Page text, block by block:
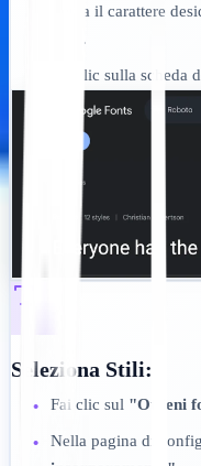
Cerca il carattere
).
Fai clic sulla scheda
Seleziona Stili:
• Fai clic sul "Ottieni
• Nella pagina di